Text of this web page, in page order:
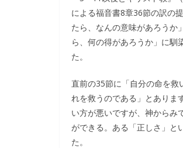
による福音書8章36節の訳の
たら、なんの意味があろうか
ら、何の得があろうか」に馴
た。
直前の35節に「自分の命を救
れを救うのである」とありま
い方が悪いですが、神からみ
ができる。ある「正しさ」と
た。